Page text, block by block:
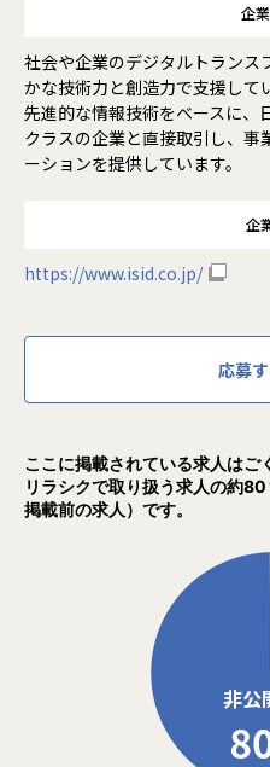
企
社会や企業のデジタルトランス
かな技術力と創造力で支援して
先進的な情報技術をベースに、
クラスの企業と直接取引し、
ーションを提供しています。
企
https://www.isid.co.jp/
応募
ここに掲載されている求人はご
リラシクで取り扱う求人の約
掲載前の求人）です。